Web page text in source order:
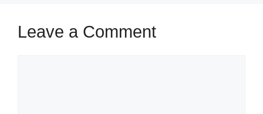
Leave a Comment